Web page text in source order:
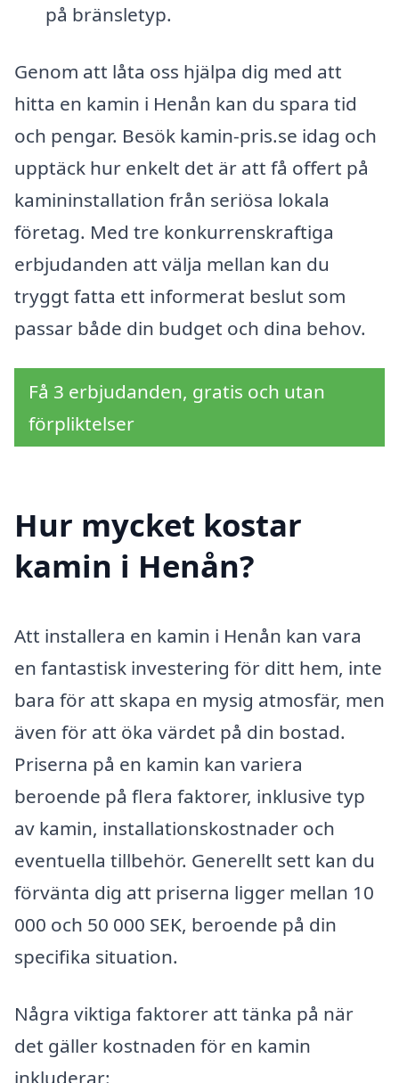
på bränsletyp.
Genom att låta oss hjälpa dig med att
hitta en kamin i Henån kan du spara tid
och pengar. Besök kamin-pris.se idag och
upptäck hur enkelt det är att få offert på
kamininstallation från seriösa lokala
företag. Med tre konkurrenskraftiga
erbjudanden att välja mellan kan du
tryggt fatta ett informerat beslut som
passar både din budget och dina behov.
Få 3 erbjudanden, gratis och utan
förpliktelser
Hur mycket kostar
kamin i Henån?
Att installera en kamin i Henån kan vara
en fantastisk investering för ditt hem, inte
bara för att skapa en mysig atmosfär, men
även för att öka värdet på din bostad.
Priserna på en kamin kan variera
beroende på flera faktorer, inklusive typ
av kamin, installationskostnader och
eventuella tillbehör. Generellt sett kan du
förvänta dig att priserna ligger mellan 10
000 och 50 000 SEK, beroende på din
specifika situation.
Några viktiga faktorer att tänka på när
det gäller kostnaden för en kamin
inkluderar: